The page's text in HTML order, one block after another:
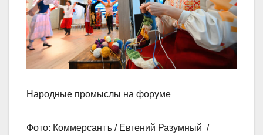
Народные промыслы на форуме
Фото: Коммерсантъ / Евгений Разумный /